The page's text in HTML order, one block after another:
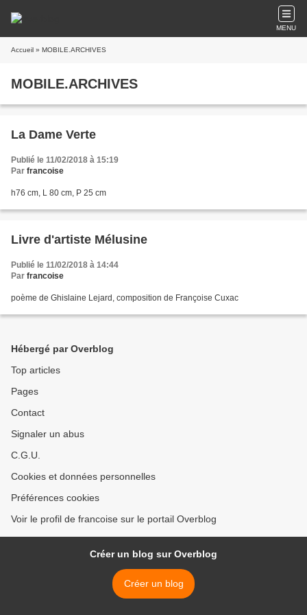
MENU
Accueil » MOBILE.ARCHIVES
MOBILE.ARCHIVES
La Dame Verte
Publié le 11/02/2018 à 15:19
Par francoise
h76 cm, L 80 cm, P 25 cm
Livre d'artiste Mélusine
Publié le 11/02/2018 à 14:44
Par francoise
poème de Ghislaine Lejard, composition de Françoise Cuxac
Hébergé par Overblog
Top articles
Pages
Contact
Signaler un abus
C.G.U.
Cookies et données personnelles
Préférences cookies
Voir le profil de francoise sur le portail Overblog
Créer un blog sur Overblog
Créer un blog